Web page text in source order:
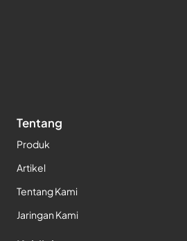
Tentang
Produk
Artikel
Tentang Kami
Jaringan Kami